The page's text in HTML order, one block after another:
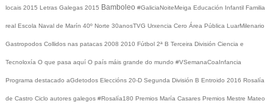
locais 2015 Letras Galegas 2015 Bamboleo #GaliciaNoiteMeiga Educación Infantil Familia
real Escola Naval de Marín 40º Norte 30anosTVG Urxencia Cero Área Pública LuarMilenario
Gastropodos Collidos nas patacas 2008 2010 Fútbol 2ª B Terceira División Ciencia e
Tecnoloxía O que pasa aquí O país máis grande do mundo #VSemanaCoaInfancia
Programa destacado aGdetodos Eleccións 20-D Segunda División B Entroido 2016 Rosalía
de Castro Ciclo autores galegos #Rosalía180 Premios María Casares Premios Mestre Mateo